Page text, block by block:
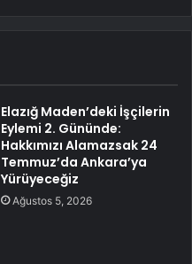
Elazığ Maden’deki İşçilerin
Eylemi 2. Gününde:
Hakkımızı Alamazsak 24
Temmuz’da Ankara’ya
Yürüyeceğiz
Ağustos 5, 2026